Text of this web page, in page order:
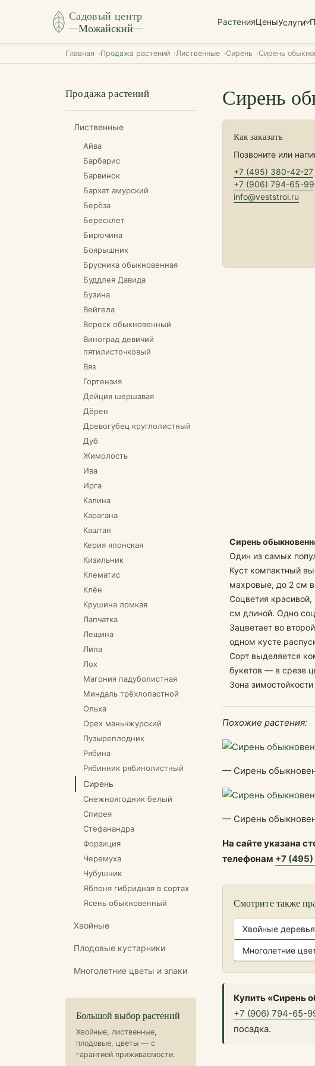
Садовый центр
Можайский
РастенияЦеныУслуги
Главная Продажа растений Лиственные Сирень Сирень
Продажа растений
Лиственные
Айва
Барбарис
Барвинок
Бархат амурский
Берёза
Бересклет
Бирючина
Боярышник
Брусника обыкновенная
Буддлея Давида
Бузина
Вейгела
Вереск обыкновенный
Виноград девичий
пятилисточковый
Вяз
Гортензия
Дейция шершавая
Дёрен
Древогубец круглолистный
Дуб
Жимолость
Ива
Ирга
Калина
Карагана
Каштан
Керия японская
Кизильник
Клематис
Клён
Крушина ломкая
Лапчатка
Лещина
Липа
Лох
Магония падуболистная
Миндаль трёхлопастной
Ольха
Орех маньчжурский
Пузыреплодник
Рябина
Рябинник рябинолистный
Сирень
Снежноягодник белый
Спирея
Стефанандра
Форзиция
Черемуха
Чубушник
Яблоня гибридная в сортах
Ясень обыкновенный
Хвойные
Плодовые кустарники
Многолетние цветы и злаки
Большой выбор растений
Хвойные, лиственные,
плодовые, цветы — с
гарантией приживаемости.
Сирень
Как заказать
Позвоните или
+7 (495) 380-42-27
+7 (906) 794-65-99
info@veststroi.ru
Сирень
Один из самых
Куст компактный
махровые, до 2 см
Соцветия
см длиной. Одно
Зацветает во
одном кусте
Сорт выделяется
букетов — в срезе
Зона зимостойкости
Похожие растения:
— Сирень
— Сирень
На сайте указана
телефонам +7
Смотрите также
Хвойные деревья
Многолетние
Купить «Сирень
+7 (906) 794-65-
посадка.